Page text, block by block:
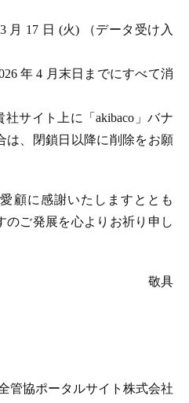
月 17 日 (火) （データ受け入
年 4 月末日までにすべて消
社サイト上に「akibaco」バナ
は、閉鎖日以降に削除をお願
顧に感謝いたしますととも
のご発展を心よりお祈り申し
敬具
管協ポータルサイト株式会社